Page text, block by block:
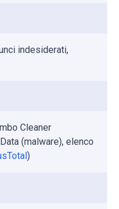
indesiderati,
Cleaner
(malware), elenco
)